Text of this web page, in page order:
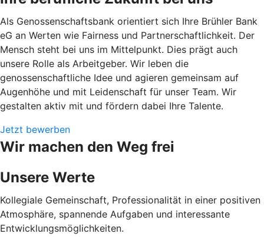
Als Genossenschaftsbank orientiert sich Ihre Brühler Bank
eG an Werten wie Fairness und Partnerschaftlichkeit. Der
Mensch steht bei uns im Mittelpunkt. Dies prägt auch
unsere Rolle als Arbeitgeber. Wir leben die
genossenschaftliche Idee und agieren gemeinsam auf
Augenhöhe und mit Leidenschaft für unser Team. Wir
gestalten aktiv mit und fördern dabei Ihre Talente.
Jetzt bewerben
Wir machen den Weg frei
Unsere Werte
Kollegiale Gemeinschaft, Professionalität in einer positiven
Atmosphäre, spannende Aufgaben und interessante
Entwicklungsmöglichkeiten.